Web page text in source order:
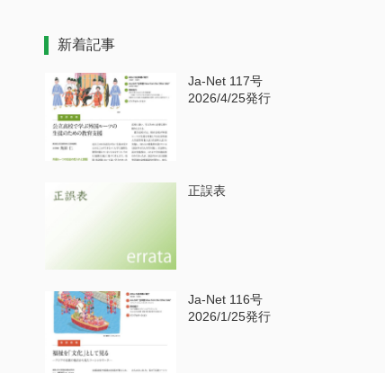
新着記事
Ja-Net 117号
2026/4/25発行
正誤表
Ja-Net 116号
2026/1/25発行